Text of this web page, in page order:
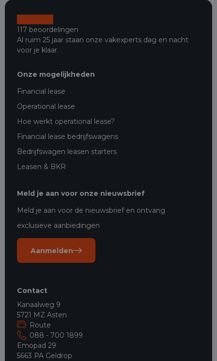
117 beoordelingen
Al ruim 25 jaar staan onze vakexperts dag en nacht
voor je klaar.
Onze mogelijkheden
Financial lease
Operational lease
Hoe werkt operational lease?
Financial lease bedrijfswagens
Bedrijfswagen leasen starters
Leasen & BKR
Meld je aan voor onze nieuwsbrief
Meld je aan voor de nieuwsbrief en ontvang
exclusieve aanbiedingen
Aanmelden
Contact
Kanaalweg 9
5721 MZ Asten
Route
088 - 700 1899
Emopad 29
5663 PA Geldrop